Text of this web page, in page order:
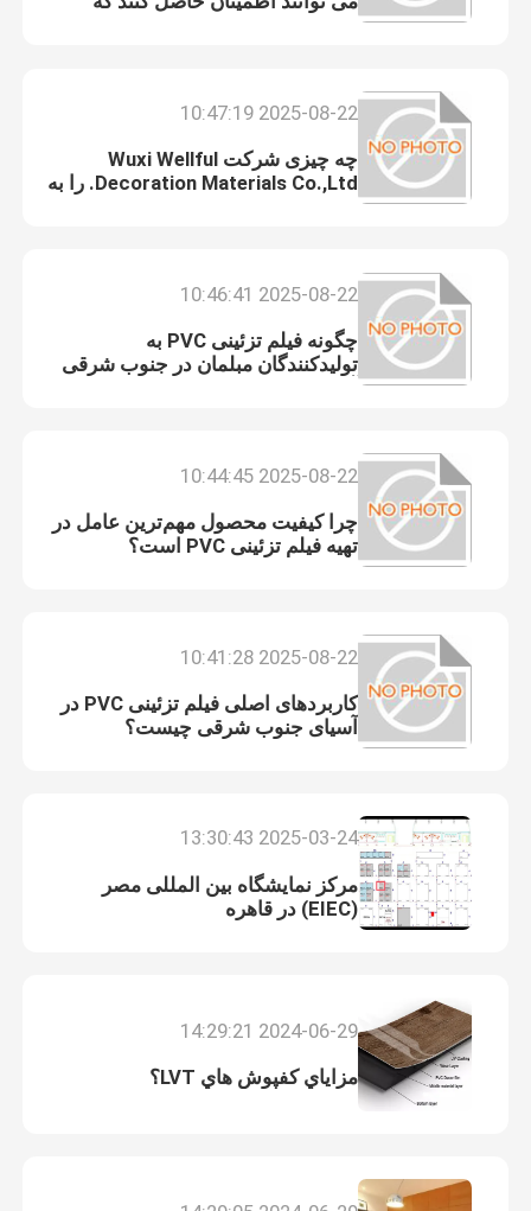
2025-08-22 10:47:19
چه چیزی شرکت Wuxi Wellful
Decoration Materials Co.,Ltd. را به
2025-08-22 10:46:41
چگونه فیلم تزئینی PVC به
تولیدکنندگان مبلمان در جنوب شرقی
2025-08-22 10:44:45
چرا کیفیت محصول مهم‌ترین عامل در
تهیه فیلم تزئینی PVC است؟
2025-08-22 10:41:28
کاربردهای اصلی فیلم تزئینی PVC در
آسیای جنوب شرقی چیست؟
2025-03-24 13:30:43
مرکز نمایشگاه بین المللی مصر
(EIEC) در قاهره
2024-06-29 14:29:21
مزاياي کفپوش هاي LVT؟